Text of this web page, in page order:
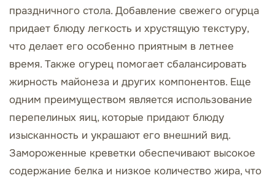
праздничного стола. Добавление свежего огурца
придает блюду легкость и хрустящую текстуру,
что делает его особенно приятным в летнее
время. Также огурец помогает сбалансировать
жирность майонеза и других компонентов. Еще
одним преимуществом является использование
перепелиных яиц, которые придают блюду
изысканность и украшают его внешний вид.
Замороженные креветки обеспечивают высокое
содержание белка и низкое количество жира, что